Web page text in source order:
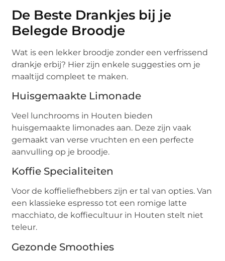
De Beste Drankjes bij je
Belegde Broodje
Wat is een lekker broodje zonder een verfrissend
drankje erbij? Hier zijn enkele suggesties om je
maaltijd compleet te maken.
Huisgemaakte Limonade
Veel lunchrooms in Houten bieden
huisgemaakte limonades aan. Deze zijn vaak
gemaakt van verse vruchten en een perfecte
aanvulling op je broodje.
Koffie Specialiteiten
Voor de koffieliefhebbers zijn er tal van opties. Van
een klassieke espresso tot een romige latte
macchiato, de koffiecultuur in Houten stelt niet
teleur.
Gezonde Smoothies